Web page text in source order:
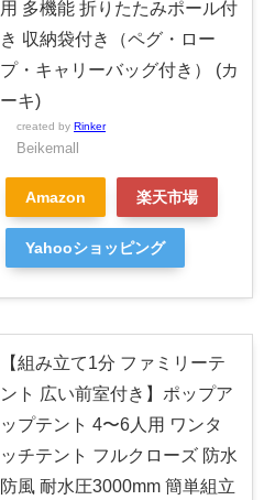
用 多機能 折りたたみポール付
き 収納袋付き（ペグ・ロー
プ・キャリーバッグ付き） (カ
ーキ)
created by Rinker
Beikemall
Amazon 楽天市場
Yahooショッピング
【組み立て1分 ファミリーテ
ント 広い前室付き】ポップア
ップテント 4〜6人用 ワンタ
ッチテント フルクローズ 防水
防風 耐水圧3000mm 簡単組立